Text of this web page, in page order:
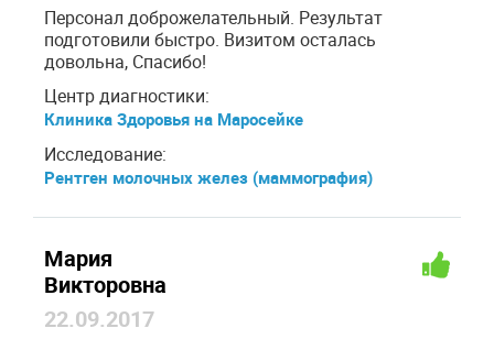
Персонал доброжелательный. Результат
подготовили быстро. Визитом осталась
довольна, Спасибо!
Центр диагностики:
Клиника Здоровья на Маросейке
Исследование:
Рентген молочных желез (маммография)
Мария
Викторовна
22.09.2017